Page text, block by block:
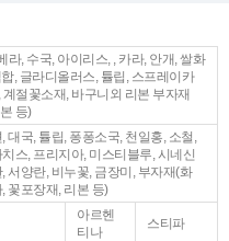
라, 수국, 아이리스, , 카라, 안개, 쌀화
, 글라디올러스, 튤립, 스프레이카
절꽃소재, 바구니외 리본 부자재
등)
대국, 튤립, 퐁퐁소국, 천일홍, 소철,
스, 프리지아, 미스티블루, 시네신
서양란, 비누꽃, 금장미, 부자재(화
꽃포장재, 리본 등)
아르헨
티나
스티파